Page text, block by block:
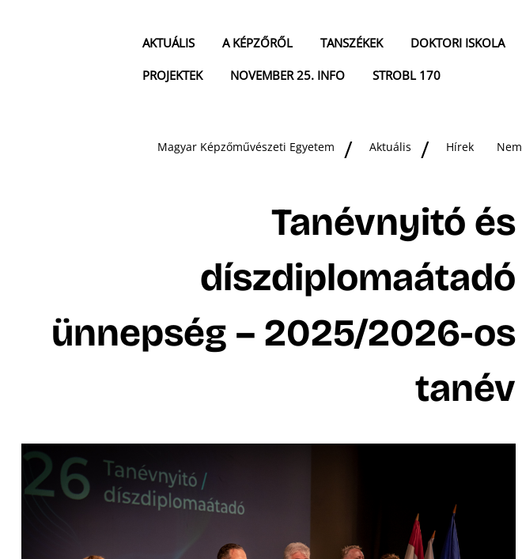
AKTUÁLIS A KÉPZŐRŐL TANSZÉKEK DOKTORI ISKOLA
PROJEKTEK
NOVEMBER 25. INFO STROBL 170
Magyar Képzőművészeti Egyetem Aktuális Hírek
Tanévnyitó és
díszdiplomaátadó
ünnepség – 2025/2026-os
tanév